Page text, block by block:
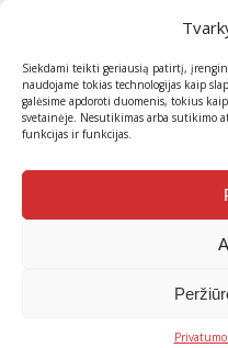
Siekdami teikti geriausią patirtį,
naudojame tokias technologijas kaip
galėsime apdoroti duomenis, tokius
svetainėje. Nesutikimas arba sutikimo
funkcijas ir funkcijas.
straipsnius ir